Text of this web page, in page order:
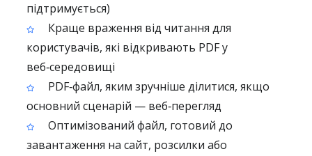
підтримується)
Краще враження від читання для
користувачів, які відкривають PDF у
веб‑середовищі
PDF‑файл, яким зручніше ділитися, якщо
основний сценарій — веб‑перегляд
Оптимізований файл, готовий до
завантаження на сайт, розсилки або